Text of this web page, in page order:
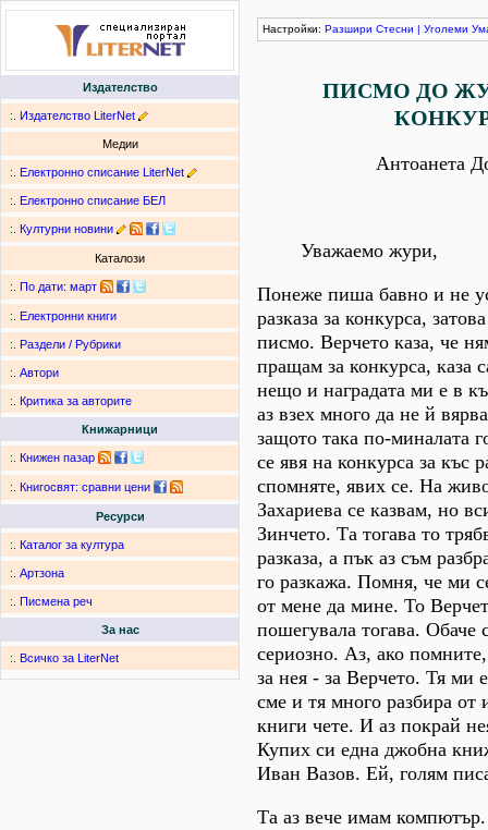
Издателство
:. Издателство LiterNet
Медии
:. Електронно списание LiterNet
:. Електронно списание БЕЛ
:. Културни новини
Каталози
:. По дати: март
:. Електронни книги
:. Раздели / Рубрики
:. Автори
:. Критика за авторите
Книжарници
:. Книжен пазар
:. Книгосвят: сравни цени
Ресурси
:. Каталог за култура
:. Артзона
:. Писмена реч
За нас
:. Всичко за LiterNet
Настройки: Разшири Стесни | Уголеми
ПИСМО ДО
Антоанета
Уважаемо жури,
Понеже пиша бавно и не
разказа за конкурса,
писмо. Верчето каза, че
пращам за конкурса, каза
нещо и наградата ми е в
аз взех много да не й
защото така по-миналата
се явя на конкурса за къс
спомняте, явих се. На
Захариева се казвам, но
Зинчето. Та тогава то
разказа, а пък аз съм
го разкажа. Помня, че ми
от мене да мине. То
пошегувала тогава. Обаче
сериозно. Аз, ако помните,
за нея - за Верчето. Тя ми
сме и тя много разбира от
книги чете. И аз покрай
Купих си една джобна
Иван Вазов. Ей, голям
Та аз вече имам